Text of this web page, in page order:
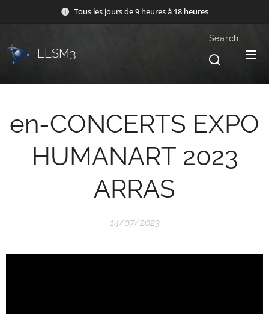
Tous les jours de 9 heures à 18 heures
ELSM3
Search
en-CONCERTS EXPO
HUMANART 2023
ARRAS
14/07/2023